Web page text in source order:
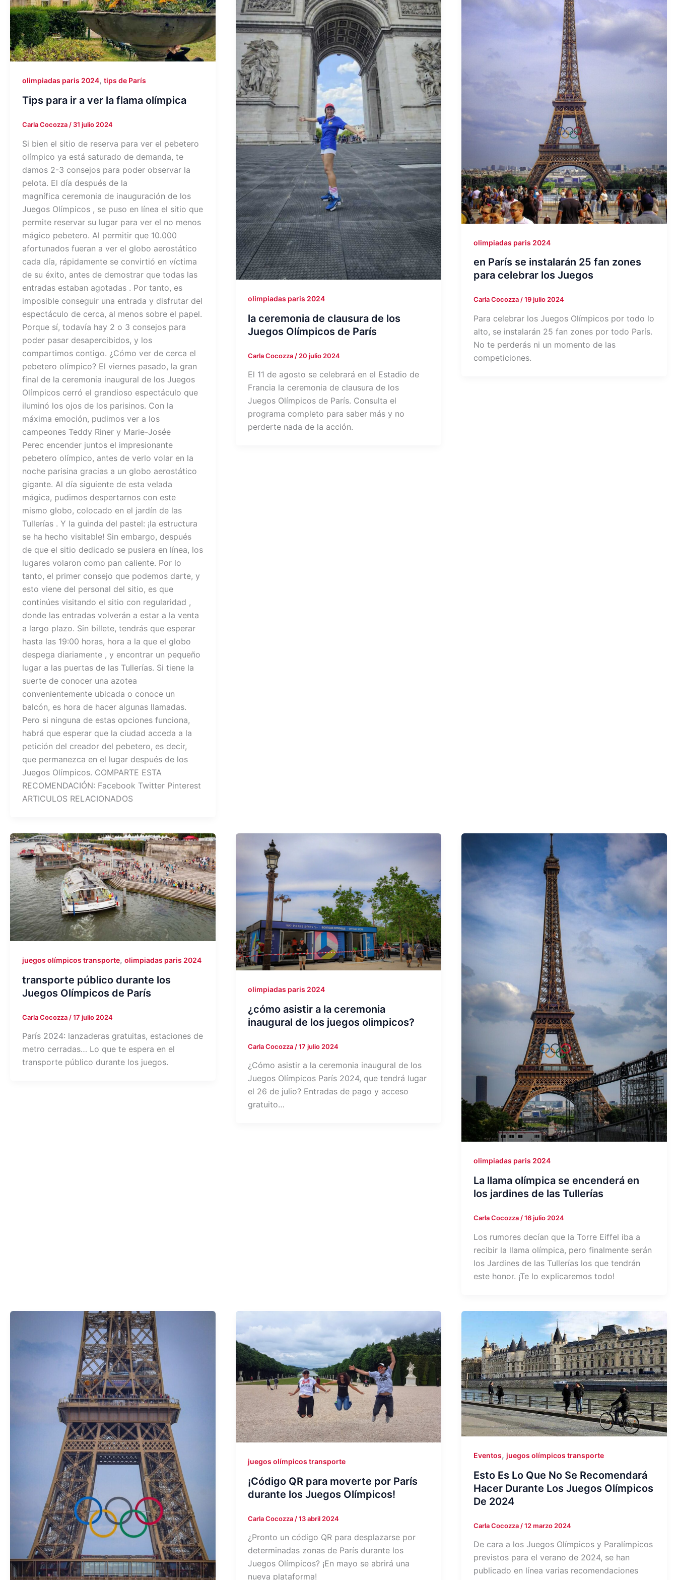
olimpiadas paris 2024, tips de París
Tips para ir a ver la flama olímpica
Carla Cocozza / 31 julio 2024
Si bien el sitio de reserva para ver el pebetero
olímpico ya está saturado de demanda, te
damos 2-3 consejos para poder observar la
pelota. El día después de la
magnífica ceremonia de inauguración de los
Juegos Olímpicos , se puso en línea el sitio que
permite reservar su lugar para ver el no menos
mágico pebetero. Al permitir que 10.000
afortunados fueran a ver el globo aerostático
cada día, rápidamente se convirtió en víctima
de su éxito, antes de demostrar que todas las
entradas estaban agotadas . Por tanto, es
imposible conseguir una entrada y disfrutar del
espectáculo de cerca, al menos sobre el papel.
Porque sí, todavía hay 2 o 3 consejos para
poder pasar desapercibidos, y los
compartimos contigo. ¿Cómo ver de cerca el
pebetero olímpico? El viernes pasado, la gran
final de la ceremonia inaugural de los Juegos
Olímpicos cerró el grandioso espectáculo que
iluminó los ojos de los parisinos. Con la
máxima emoción, pudimos ver a los
campeones Teddy Riner y Marie-Josée
Perec encender juntos el impresionante
pebetero olímpico, antes de verlo volar en la
noche parisina gracias a un globo aerostático
gigante. Al día siguiente de esta velada
mágica, pudimos despertarnos con este
mismo globo, colocado en el jardín de las
Tullerías . Y la guinda del pastel: ¡la estructura
se ha hecho visitable! Sin embargo, después
de que el sitio dedicado se pusiera en línea, los
lugares volaron como pan caliente. Por lo
tanto, el primer consejo que podemos darte, y
esto viene del personal del sitio, es que
continúes visitando el sitio con regularidad ,
donde las entradas volverán a estar a la venta
a largo plazo. Sin billete, tendrás que esperar
hasta las 19:00 horas, hora a la que el globo
despega diariamente , y encontrar un pequeño
lugar a las puertas de las Tullerías. Si tiene la
suerte de conocer una azotea
convenientemente ubicada o conoce un
balcón, es hora de hacer algunas llamadas.
Pero si ninguna de estas opciones funciona,
habrá que esperar que la ciudad acceda a la
petición del creador del pebetero, es decir,
que permanezca en el lugar después de los
Juegos Olímpicos. COMPARTE ESTA
RECOMENDACIÓN: Facebook Twitter Pinterest
ARTICULOS RELACIONADOS
olimpiadas paris 2024
la ceremonia de clausura de los
Juegos Olímpicos de París
Carla Cocozza / 20 julio 2024
El 11 de agosto se celebrará en el Estadio de
Francia la ceremonia de clausura de los
Juegos Olímpicos de París. Consulta el
programa completo para saber más y no
perderte nada de la acción.
olimpiadas paris 2024
en París se instalarán 25 fan zones
para celebrar los Juegos
Carla Cocozza/19 julio 2024
Para celebrar los Juegos Olímpicos por todo lo
alto, se instalarán 25 fan zones por todo París.
No te perderás ni un momento de las
competiciones.
juegos olímpicos transporte, olimpiadas paris 2024
transporte público durante los
Juegos Olímpicos de París
Carla Cocozza /17 julio 2024
París 2024: lanzaderas gratuitas, estaciones de
metro cerradas… Lo que te espera en el
transporte público durante los juegos.
olimpiadas paris 2024
¿cómo asistir a la ceremonia
inaugural de los juegos olimpicos?
Carla Cocozza /17 julio 2024
¿Cómo asistir a la ceremonia inaugural de los
Juegos Olímpicos París 2024, que tendrá lugar
el 26 de julio? Entradas de pago y acceso
gratuito…
olimpiadas paris 2024
La llama olímpica se encenderá en
los jardines de las Tullerías
Carla Cocozza /16 julio 2024
Los rumores decían que la Torre Eiffel iba a
recibir la llama olímpica, pero finalmente serán
los Jardines de las Tullerías los que tendrán
este honor. ¡Te lo explicaremos todo!
juegos olímpicos transporte
¡Código QR para moverte por París
durante los Juegos Olímpicos!
Carla Cocozza /13 abril 2024
¿Pronto un código QR para desplazarse por
determinadas zonas de París durante los
Juegos Olímpicos? ¡En mayo se abrirá una
nueva plataforma!
Eventos, juegos olímpicos transporte
Esto Es Lo Que No Se Recomendará
Hacer Durante Los Juegos Olímpicos
De 2024
Carla Cocozza /12 marzo 2024
De cara a los Juegos Olímpicos y Paralímpicos
previstos para el verano de 2024, se han
publicado en línea varias recomendaciones